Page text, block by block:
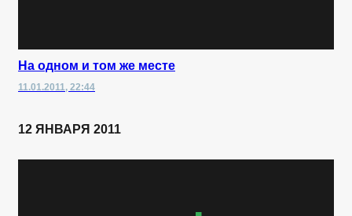
На одном и том же месте
11.01.2011, 22:44
12 ЯНВАРЯ 2011